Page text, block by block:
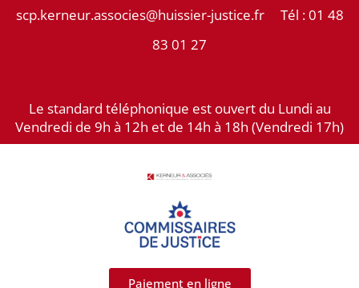
Allerscp.kerneur.associes@huissier-justice.fr Tél :01 48
83 01 27
Le standard téléphonique est ouvert du Lundi au
Vendredi de 9h à 12h et de 14h à 18h (Vendredi 17h)
Paiement en ligne